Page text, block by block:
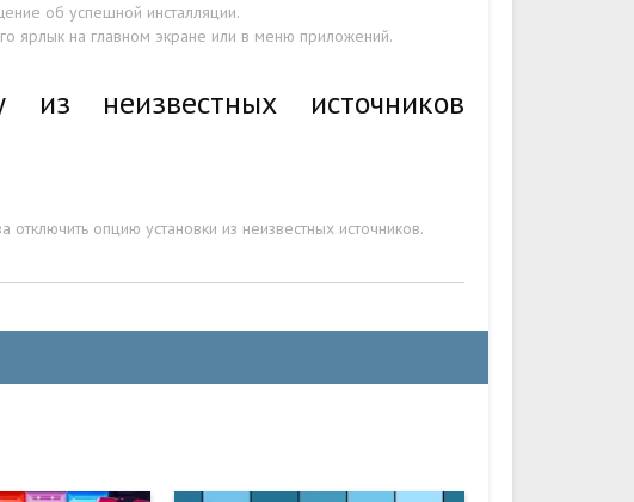
об успешной инсталляции.
ярлык на главном экране или в меню приложений.
неизвестных источников
опцию установки из неизвестных источников.